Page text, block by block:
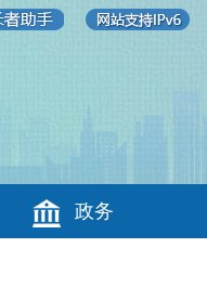
政务